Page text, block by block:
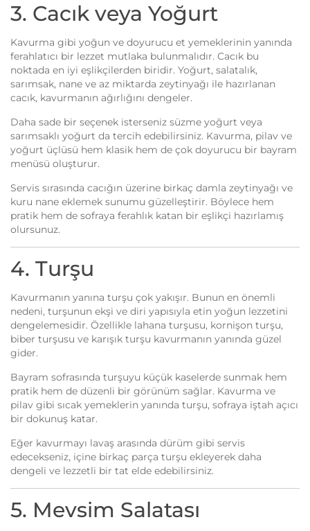
3. Cacık veya Yoğurt
Kavurma gibi yoğun ve doyurucu et yemeklerinin yanında
ferahlatıcı bir lezzet mutlaka bulunmalıdır. Cacık bu
noktada en iyi eşlikçilerden biridir. Yoğurt, salatalık,
sarımsak, nane ve az miktarda zeytinyağı ile hazırlanan
cacık, kavurmanın ağırlığını dengeler.
Daha sade bir seçenek isterseniz süzme yoğurt veya
sarımsaklı yoğurt da tercih edebilirsiniz. Kavurma, pilav ve
yoğurt üçlüsü hem klasik hem de çok doyurucu bir bayram
menüsü oluşturur.
Servis sırasında cacığın üzerine birkaç damla zeytinyağı ve
kuru nane eklemek sunumu güzelleştirir. Böylece hem
pratik hem de sofraya ferahlık katan bir eşlikçi hazırlamış
olursunuz.
4. Turşu
Kavurmanın yanına turşu çok yakışır. Bunun en önemli
nedeni, turşunun ekşi ve diri yapısıyla etin yoğun lezzetini
dengelemesidir. Özellikle lahana turşusu, kornişon turşu,
biber turşusu ve karışık turşu kavurmanın yanında güzel
gider.
Bayram sofrasında turşuyu küçük kaselerde sunmak hem
pratik hem de düzenli bir görünüm sağlar. Kavurma ve
pilav gibi sıcak yemeklerin yanında turşu, sofraya iştah açıcı
bir dokunuş katar.
Eğer kavurmayı lavaş arasında dürüm gibi servis
edecekseniz, içine birkaç parça turşu ekleyerek daha
dengeli ve lezzetli bir tat elde edebilirsiniz.
5. Mevsim Salatası